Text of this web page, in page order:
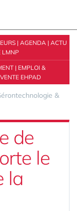
| AGENDA | ACTU
LMNP
| EMPLOI &
EHPAD
&
de
le
la